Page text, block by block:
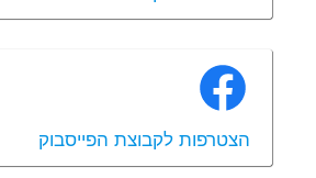
הצטרפות לקבוצת הפייסבוק